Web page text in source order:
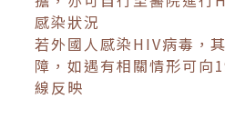
感染狀況
若外國人感染HIV病毒，
障，如遇有相關情形可向
線反映